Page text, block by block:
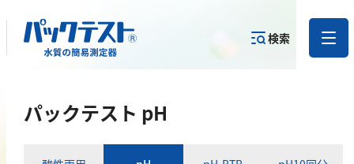
検索
パックテスト pH
ら
製品を探す
目的から
製品を探す
カテゴリー